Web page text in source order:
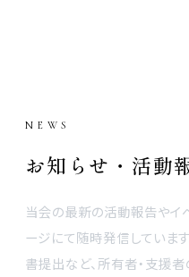
NEWS
お知らせ・活動
当会の最新の活動報告やイ
ージにて随時発信していま
書提出など、所有者・支援者